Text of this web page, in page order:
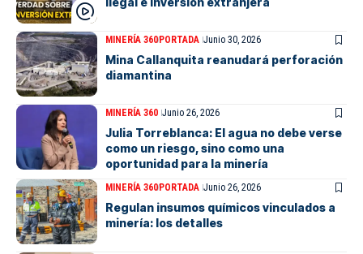
MINERÍA 360PORTADA Junio 30, 2026
Mina Callanquita reanudará perforación
diamantina
MINERÍA 360 Junio 26, 2026
Julia Torreblanca: El agua no debe verse
como un riesgo, sino como una
oportunidad para la minería
MINERÍA 360PORTADA Junio 26, 2026
Regulan insumos químicos vinculados a
minería: los detalles